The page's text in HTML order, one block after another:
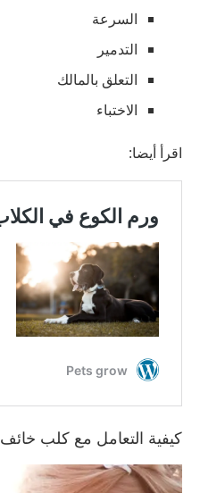
السرعة
التدمير
التعلق بالمالك
الاختباء
اقرأ أيضا:
كيفية التعامل مع كلب خائف